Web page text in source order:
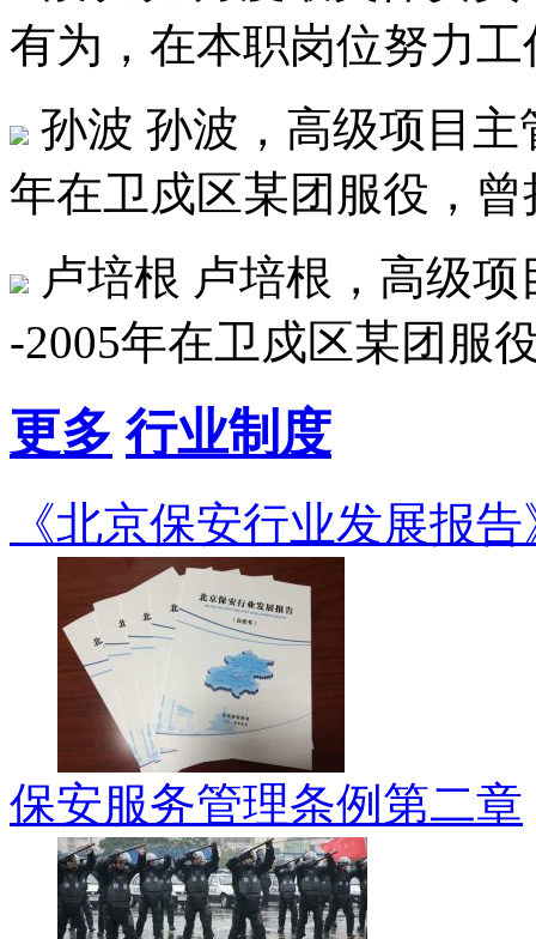
有为，在本职岗位努力工
孙波 孙波，高级项目主
年在卫戍区某团服役，曾
卢培根 卢培根，高级项
-2005年在卫戍区某团服
更多 行业制度
《北京保安行业发展报
保安服务管理条例第二章